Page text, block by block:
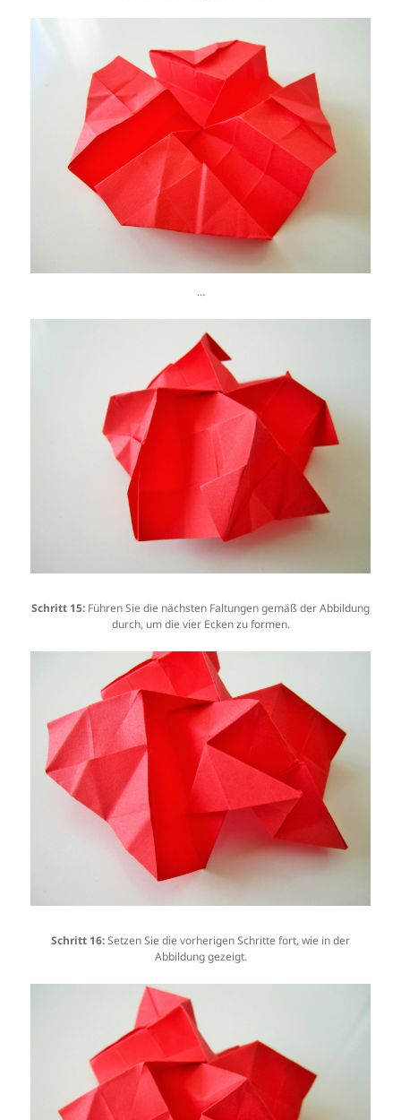
…
Schritt 15: Führen Sie die nächsten Faltungen gemäß der Abbildung
durch, um die vier Ecken zu formen.
Schritt 16:Setzen Sie die vorherigen Schritte fort, wie in der
Abbildung gezeigt.